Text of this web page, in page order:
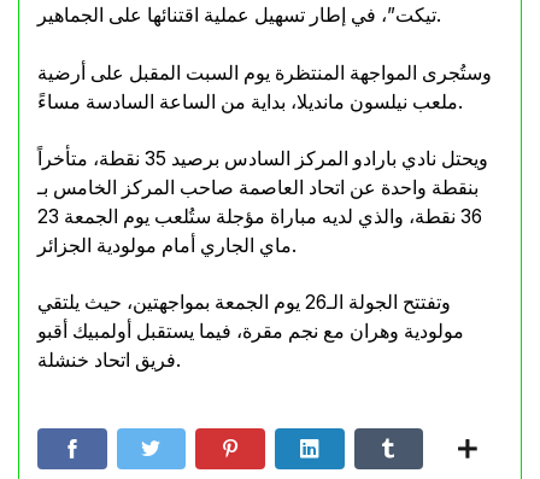
تيكت”، في إطار تسهيل عملية اقتنائها على الجماهير.
وستُجرى المواجهة المنتظرة يوم السبت المقبل على أرضية
ملعب نيلسون مانديلا، بداية من الساعة السادسة مساءً.
ويحتل نادي بارادو المركز السادس برصيد 35 نقطة، متأخراً
بنقطة واحدة عن اتحاد العاصمة صاحب المركز الخامس بـ
36 نقطة، والذي لديه مباراة مؤجلة ستُلعب يوم الجمعة 23
ماي الجاري أمام مولودية الجزائر.
وتفتتح الجولة الـ26 يوم الجمعة بمواجهتين، حيث يلتقي
مولودية وهران مع نجم مقرة، فيما يستقبل أولمبيك أقبو
فريق اتحاد خنشلة.